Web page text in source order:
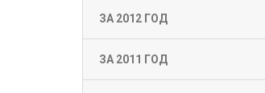
ЗА 2012 ГОД
ЗА 2011 ГОД